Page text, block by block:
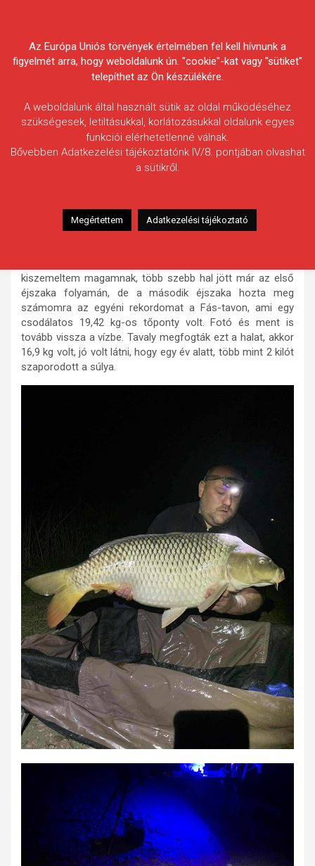
Egyesületek Szövetsége
Sisák Norbert
Halfaj: Ponty
Fogott hal adatai: 19,42 kg
kiszemeltem magamnak, több szebb hal jött már az első
éjszaka folyamán, de a második éjszaka hozta meg
számomra az egyéni rekordomat a Fás-tavon, ami egy
csodálatos 19,42 kg-os tőponty volt. Fotó és ment is
tovább vissza a vízbe. Tavaly megfogták ezt a halat, akkor
16,9 kg volt, jó volt látni, hogy egy év alatt, több mint 2 kilót
szaporodott a súlya.
Az Európa Uniós törvények értelmében fel kell hívnunk a
figyelmét arra, hogy weboldalunk ún. "cookie"-kat vagy "sütiket"
telepíthet az Ön készülékére.
A weboldalunk által használt sütik az oldal működéséhez
szükségesek, letiltásukkal, korlátozásukkal oldalunk egyes
funkciói elérhetetlenné válnak.
Bővebben Adatkezelési tájékoztatónk IV/8. pontjában olvashat
a sütikről.
Megértettem Adatkezelési tájékoztató